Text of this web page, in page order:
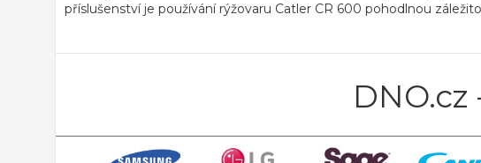
příslušenství je používání rýžovaru Catler CR 600 pohodlnou